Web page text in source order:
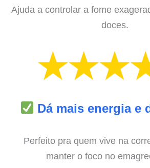
Ajuda a controlar a fome
doces.
Dá mais energia e
Perfeito pra quem vive na
manter o foco no